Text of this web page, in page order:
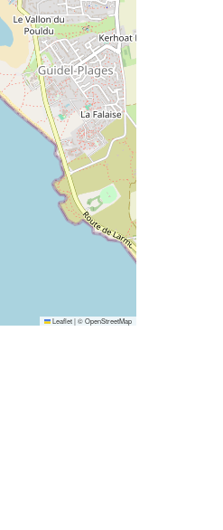
Leaflet|©OpenStreetMap